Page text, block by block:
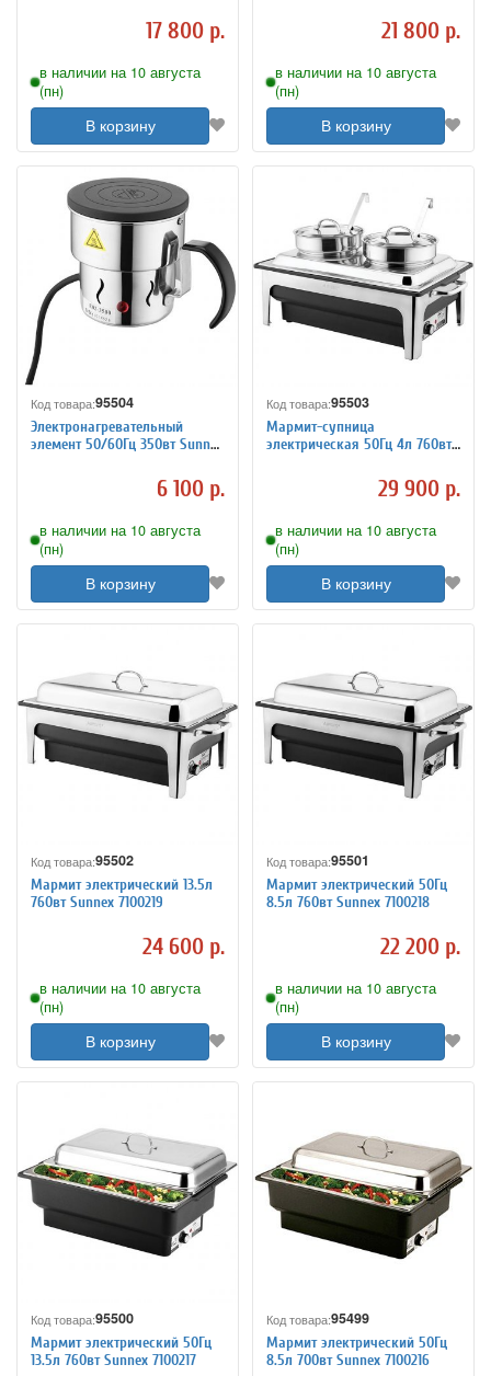
17 800 р.
в наличии на 10 августа
(пн)
В корзину
21 800 р.
в наличии на 10 августа
(пн)
В корзину
Код товара:95504
Электронагревательный
элемент 50/60Гц 350вт Sunnex
6 100 р.
в наличии на 10 августа
(пн)
В корзину
Код товара:95503
Мармит-супница
электрическая 50Гц 4л 760вт
29 900 р.
в наличии на 10 августа
(пн)
В корзину
Код товара:95502
Мармит электрический 13.5л
760вт Sunnex 7100219
24 600 р.
в наличии на 10 августа
(пн)
В корзину
Код товара:95501
Мармит электрический 50Гц
8.5л 760вт Sunnex 7100218
22 200 р.
в наличии на 10 августа
(пн)
В корзину
Код товара:95500
Мармит электрический 50Гц
13.5л 760вт Sunnex 7100217
Код товара:95499
Мармит электрический 50Гц
8.5л 700вт Sunnex 7100216